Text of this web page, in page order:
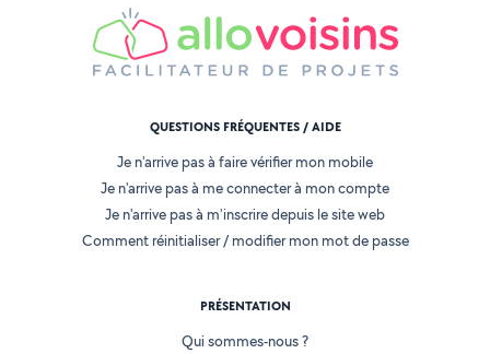
QUESTIONS FRÉQUENTES / AIDE
Je n'arrive pas à faire vérifier mon mobile
Je n'arrive pas à me connecter à mon compte
Je n'arrive pas à m'inscrire depuis le site web
Comment réinitialiser / modifier mon mot de passe
PRÉSENTATION
Qui sommes-nous ?